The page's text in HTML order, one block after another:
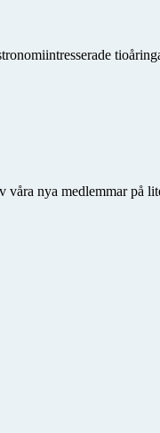
nya medlemmar på